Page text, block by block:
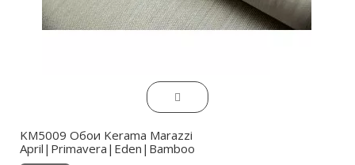
KM5009 Обои Kerama Marazzi
April|Primavera|Eden|Bamboo